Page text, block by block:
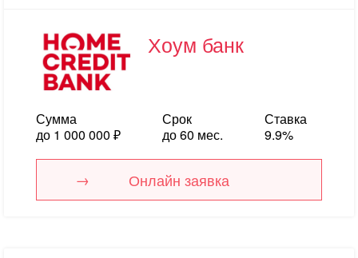
Хоум банк
Сумма
до 1 000 000 ₽
Срок
до 60 мес.
Ставка
9.9%
Онлайн заявка